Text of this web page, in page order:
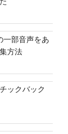
一部音声をあ
方法
ックバック